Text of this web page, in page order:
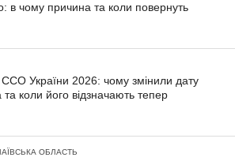
в чому причина та коли повернуть
України 2026: чому змінили дату
та коли його відзначають тепер
ОБЛАСТЬ